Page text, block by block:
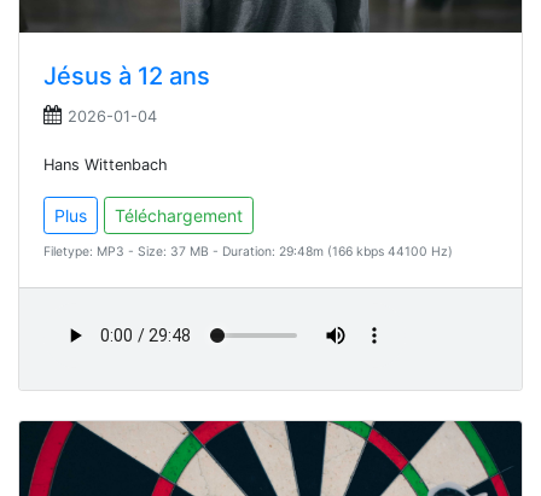
Jésus à 12 ans
2026-01-04
Hans Wittenbach
Plus Téléchargement
Filetype: MP3 - Size: 37 MB - Duration: 29:48m (166 kbps 44100 Hz)